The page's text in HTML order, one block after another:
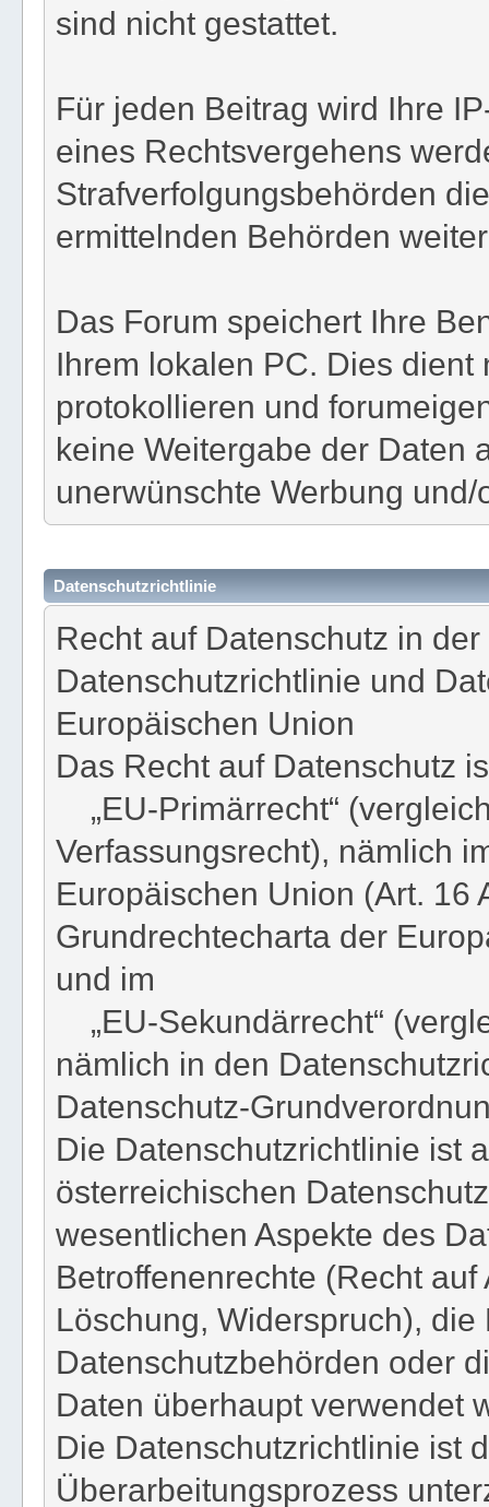
sind nicht gestattet.
Für jeden Beitrag wird Ihre
eines Rechtsvergehens
Strafverfolgungsbehörden
ermittelnden Behörden
Das Forum speichert Ihre
Ihrem lokalen PC. Dies
protokollieren und
keine Weitergabe der Daten
unerwünschte Werbung und/
Datenschutzrichtlinie
Recht auf Datenschutz in der
Datenschutzrichtlinie und
Europäischen Union
Das Recht auf Datenschutz
„EU-Primärrecht“
Verfassungsrecht), nämlich
Europäischen Union (Art. 16
Grundrechtecharta der
und im
„EU-Sekundärrecht“
nämlich in den
Datenschutz-
Die Datenschutzrichtlinie ist
österreichischen
wesentlichen Aspekte des
Betroffenenrechte (Recht
Löschung, Widerspruch),
Datenschutzbehörden oder
Daten überhaupt verwendet
Die Datenschutzrichtlinie ist
Überarbeitungsprozess